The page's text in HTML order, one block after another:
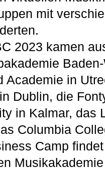
mit
2023 kamen
Academie in
Dublin, die
in Kalmar, das
Columbia
Camp